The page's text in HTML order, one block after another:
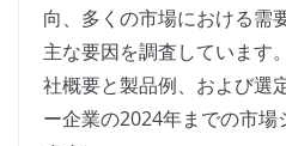
向、多くの市場における需
主な要因を調査しています
社概要と製品例、および選
ー企業の2024年までの市